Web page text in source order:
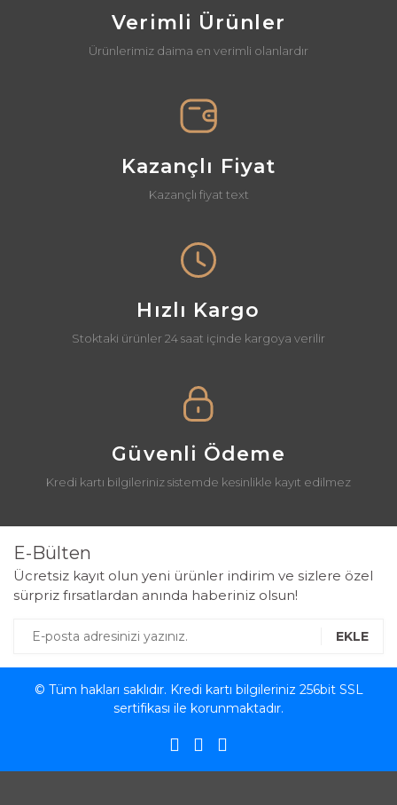
Ürün bilgilerinde hatalar bulunuyor.
Ürün fiyatı diğer sitelerden daha pahalı.
Gönder
Verimli Ürünler
Ürünlerimiz daima en verimli olanlardır
Kazançlı Fiyat
Kazançlı fiyat text
Hızlı Kargo
Stoktaki ürünler 24 saat içinde kargoya verilir
Güvenli Ödeme
Kredi kartı bilgileriniz sistemde kesinlikle kayıt edilmez
E-Bülten
Ücretsiz kayıt olun yeni ürünler indirim ve sizlere özel
sürpriz fırsatlardan anında haberiniz olsun!
EKLE
© Tüm hakları saklıdır. Kredi kartı bilgileriniz 256bit SSL
sertifikası ile korunmaktadır.